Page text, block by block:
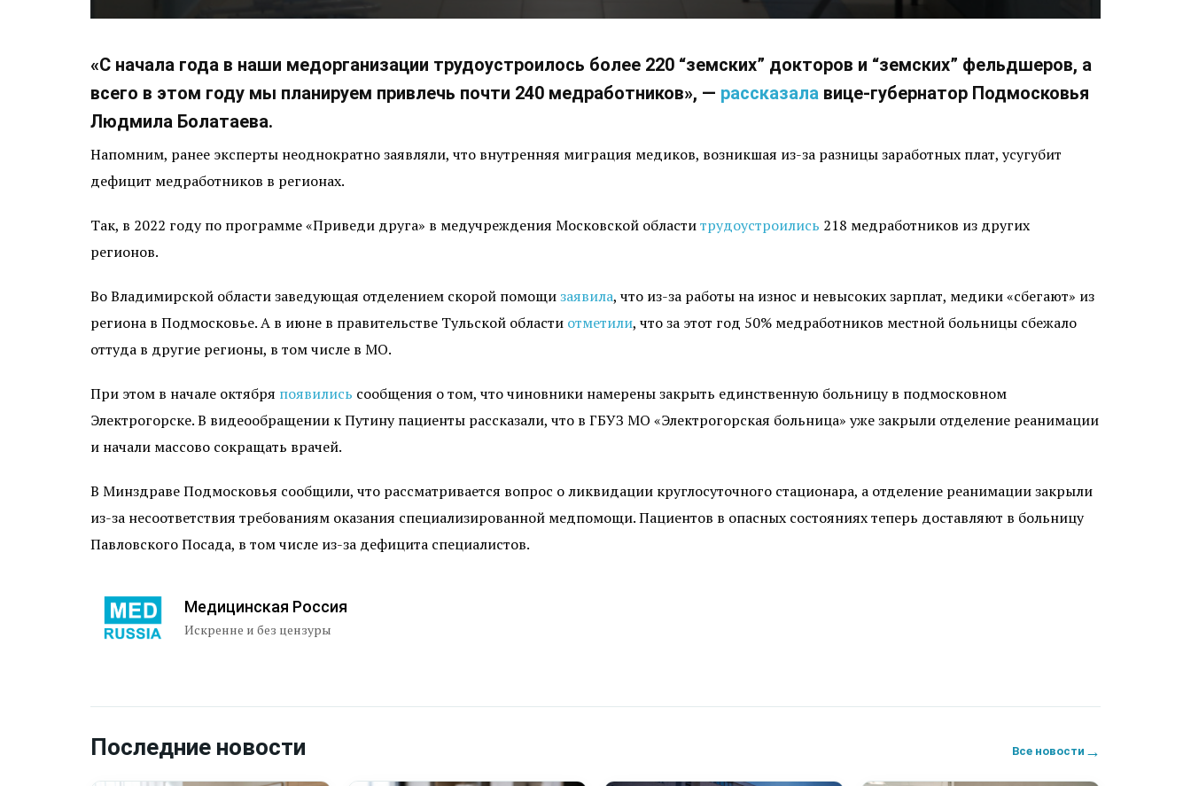
«С начала года в наши медорганизации трудоустроилось более 220 “земских” докторов и “земских” фельдшеров, а
всего в этом году мы планируем привлечь почти 240 медработников», — рассказала вице-губернатор Подмосковья
Людмила Болатаева.
Напомним, ранее эксперты неоднократно заявляли, что внутренняя миграция медиков, возникшая из-за разницы заработных плат, усугубит
дефицит медработников в регионах.
Так, в 2022 году по программе «Приведи друга» в медучреждения Московской областитрудоустроились 218 медработников из других
регионов.
Во Владимирской области заведующая отделением скорой помощизаявила, что из-за работы на износ и невысоких зарплат, медики «сбегают» из
региона в Подмосковье. А в июне в правительстве Тульской области отметили, что за этот год 50% медработников местной больницы сбежало
оттуда в другие регионы, в том числе в МО.
При этом в начале октября появились сообщения о том, что чиновники намерены закрыть единственную больницу в подмосковном
Электрогорске. В видеообращении к Путину пациенты рассказали, что в ГБУЗ МО «Электрогорская больница» уже закрыли отделение реанимации
и начали массово сокращать врачей.
В Минздраве Подмосковья сообщили, что рассматривается вопрос о ликвидации круглосуточного стационара, а отделение реанимации закрыли
из-за несоответствия требованиям оказания специализированной медпомощи. Пациентов в опасных состояниях теперь доставляют в больницу
Павловского Посада, в том числе из-за дефицита специалистов.
Медицинская Россия
Искренне и без цензуры
Последние новости Все новости →